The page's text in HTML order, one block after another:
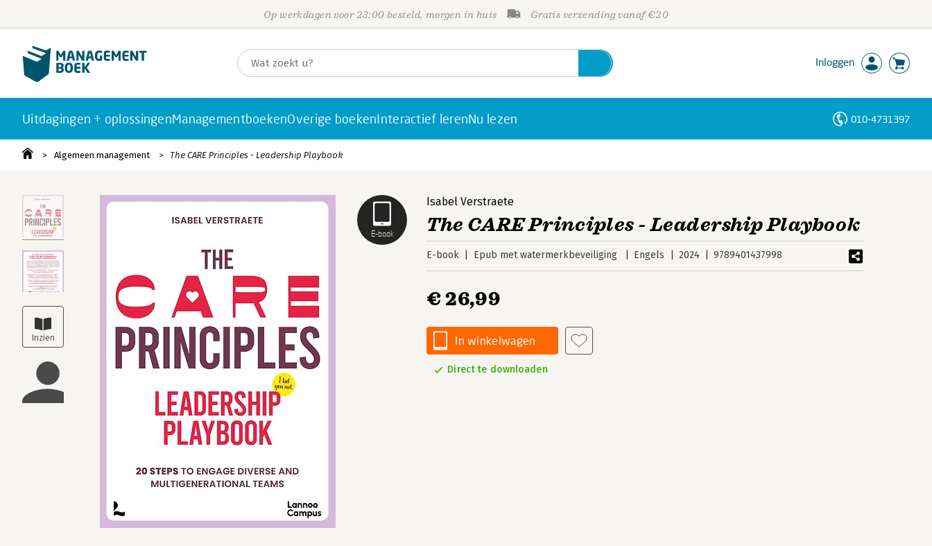
Op werkdagen voor 23:00 besteld, morgen in huis Gratis verzending vanaf €20
Inloggen
Uitdagingen + oplossingenManagementboekenOverige boekenInteractief lerenNu lezen 010-4731397
Algemeen management The CARE Principles - Leadership Playbook
E-book
Isabel Verstraete
The CARE Principles - Leadership Playbook
E-book Epub met watermerkbeveiliging Engels 2024 9789401437998
€ 26,99
In winkelwagen
Direct te downloaden
Personen